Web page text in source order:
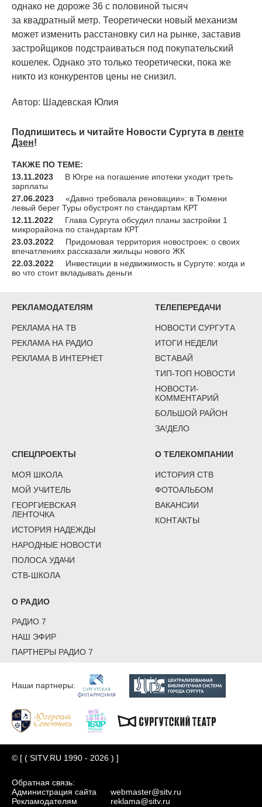
однако не дороже 36 с половиной тысяч
за квадратный метр. Теоретически новый механизм
может изменить расстановку сил на рынке, заставив
застройщиков подстраиваться под покупательский
кошелек. Однако это только теоретически, пока же
никто из конкурентов цены не снизил.
Автор: Шадевская Юлия
Подпишитесь и читайте Новости Сургута в ленте
Дзен!
ТАКЖЕ ПО ТЕМЕ:
13.11.2023
В Югре на погашение ипотеки уходит треть
зарплаты
27.06.2023
«Давно требовала реновации»: в Тюмени
левый берег Туры обустроят по стандартам КРТ
12.11.2022
Глава Сургута обсудил планы застройки 1
микрорайона по стандартам КРТ
23.03.2022
Придомовая территория новостроек: о своих
впечатлениях рассказали жильцы нового ЖК
22.03.2022
Инвестиции в недвижимость в Сургуте: когда и
во что стоит вкладывать деньги
РЕКЛАМОДАТЕЛЯМ
РЕКЛАМА НА ТВ
РЕКЛАМА НА РАДИО
РЕКЛАМА В ИНТЕРНЕТ
ТЕЛЕПЕРЕДАЧИ
НОВОСТИ СУРГУТА
ИТОГИ НЕДЕЛИ
ВСТАВАЙ
ТИП-ТОП НОВОСТИ
НОВОСТИ-
КОММЕНТАРИЙ
БОЛЬШОЙ РАЙОН
ЗА!ДЕЛО
СПЕЦПРОЕКТЫ
МОЯ ШКОЛА
МОЙ УЧИТЕЛЬ
ГЕОРГИЕВСКАЯ
ЛЕНТОЧКА
ИСТОРИЯ НАДЕЖДЫ
НАРОДНЫЕ НОВОСТИ
ПОЛОСА УДАЧИ
СТВ-ШКОЛА
О ТЕЛЕКОМПАНИИ
ИСТОРИЯ СТВ
ФОТОАЛЬБОМ
ВАКАНСИИ
КОНТАКТЫ
О РАДИО
РАДИО 7
НАШ ЭФИР
ПАРТНЕРЫ РАДИО 7
Наши партнеры:
© [ ( SITV.RU 1990 - 2026 ) ]
Обратная связь:
Администрация сайта
Рекламодателям
webmaster@sitv.ru
reklama@sitv.ru